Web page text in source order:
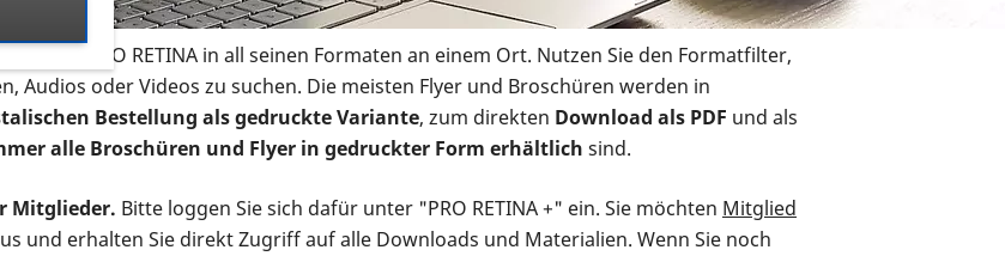
der PRO RETINA in all seinen Formaten an einem Ort. Nutzen Sie den Formatfilter,
Audios oder Videos zu suchen. Die meisten Flyer und Broschüren werden in
Bestellung als gedruckte Variante, zum direkten Download als PDF und als
alle Broschüren und Flyer in gedruckter Form erhältlich sind.
Mitglieder. Bitte loggen Sie sich dafür unter "PRO RETINA +" ein. Sie möchten Mitglied
und erhalten Sie direkt Zugriff auf alle Downloads und Materialien. Wenn Sie noch